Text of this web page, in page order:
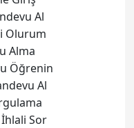
Al
Olurum
Alma
Öğrenin
Al
İhlali Sor